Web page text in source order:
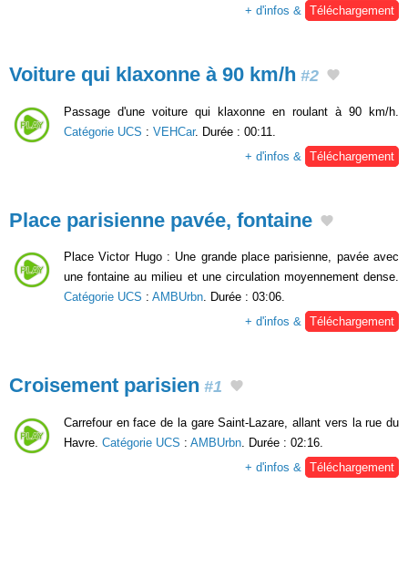
+ d'infos & Téléchargement
Voiture qui klaxonne à 90 km/h #2
Passage d'une voiture qui klaxonne en roulant à 90 km/h.
Catégorie UCS : VEHCar. Durée : 00:11.
+ d'infos &
Téléchargement
Place parisienne pavée, fontaine
Place Victor Hugo : Une grande place parisienne, pavée avec
une fontaine au milieu et une circulation moyennement dense.
Catégorie UCS : AMBUrbn. Durée : 03:06.
+ d'infos & Téléchargement
Croisement parisien #1
Carrefour en face de la gare Saint-Lazare, allant vers la rue du
Havre. Catégorie UCS : AMBUrbn. Durée : 02:16.
+ d'infos & Téléchargement